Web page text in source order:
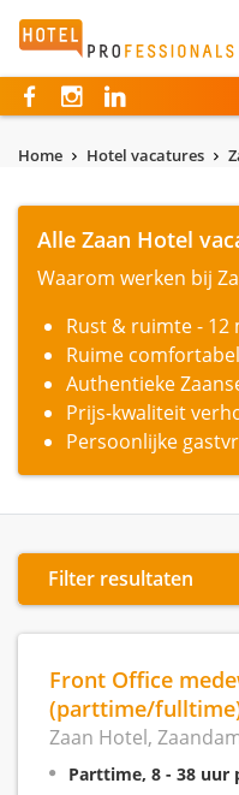
Hotelprofessionals
Home Hotel vacatures
Alle Zaan Hotel
Waarom werken bij
Rust & ruimte - 12
Ruime
Authentieke
Prijs-kwaliteit
Persoonlijke
Filter resultaten
Front Office
(parttime/
Zaan Hotel,
Parttime, 8 - 38 uur